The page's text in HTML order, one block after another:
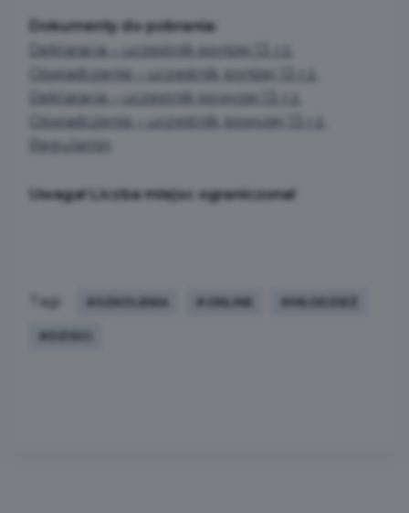
Dokumenty do pobrania:
Deklaracja – uczestnik poniżej 13 r.ż.
Oświadczenie – uczestnik poniżej 13 r.ż.
Deklaracja – uczestnik powyżej 13 r.ż.
Oświadczenie – uczestnik powyżej 13 r.ż.
Regulamin
Uwaga! Liczba miejsc ograniczona!
Tagi: #SZKOLENIA #ONLINE #MŁODZIEŻ
#DZIECI